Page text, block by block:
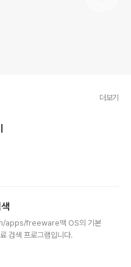
더보기
freeware맥 OS의 기본
검색 프로그램입니다.